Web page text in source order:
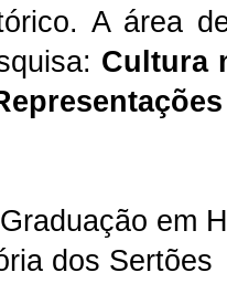
A área
Cultura
em
dos Sertões